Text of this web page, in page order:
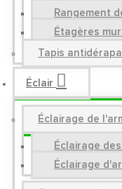
Rangement
Étagères
Tapis
Éclair
Éclairage de
Éclairage
Éclairage